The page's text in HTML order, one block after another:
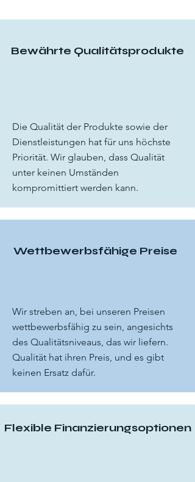
Bewährte Qualitätsprodukte
Die Qualität der Produkte sowie der
Dienstleistungen hat für uns höchste
Priorität. Wir glauben, dass Qualität
unter keinen Umständen
kompromittiert werden kann.
Wettbewerbsfähige Preise
Wir streben an, bei unseren Preisen
wettbewerbsfähig zu sein, angesichts
des Qualitätsniveaus, das wir liefern.
Qualität hat ihren Preis, und es gibt
keinen Ersatz dafür.
Flexible Finanzierungsoptionen